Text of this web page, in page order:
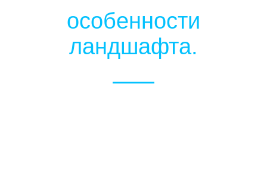
особенности
ландшафта.